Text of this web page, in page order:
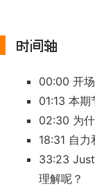
时间轴
00:00 开
01:13 本期
02:30 为
18:31 自
33:23
理解呢？